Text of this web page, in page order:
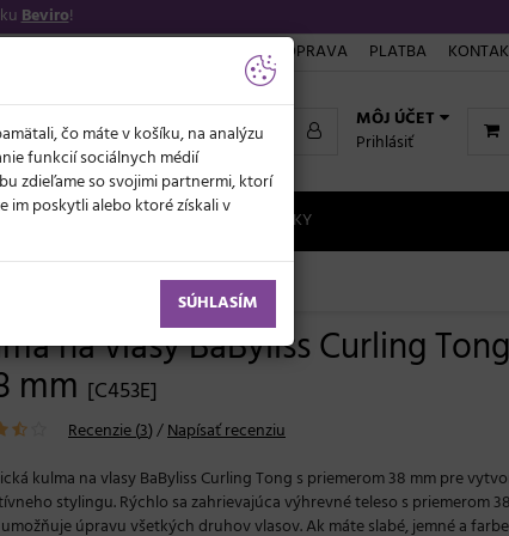
Beviro!
VŠETKO O NÁKUPE DOPRAVA PLATBA
MÔJ ÚČET
Prihlásiť
ZNAČKY NOVINKY
na vlasy BaByliss Curling
mm [C453E]
Recenzie (3)/Napísať recenziu
kulma na vlasy BaByliss Curling Tong s priemerom 38 mm pre
stylingu. Rýchlo sa zahrievajúca výhrevné teleso s priemerom
umožňuje úpravu všetkých druhov vlasov. Ak máte slabé, jemné a
čo máte v košíku, na analýzu
funkcií sociálnych médií
zdieľame so svojimi partnermi, ktorí
im poskytli alebo ktoré získali v
SÚHLASÍM